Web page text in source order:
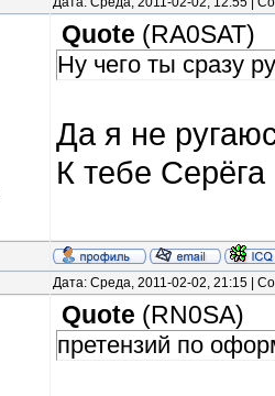
Quote (RA0SAT)
Ну чего ты сразу
Да я не
К тебе
Дата: Среда, 2011-02-02, 21:15 |
Quote (RN0SA)
претензий по